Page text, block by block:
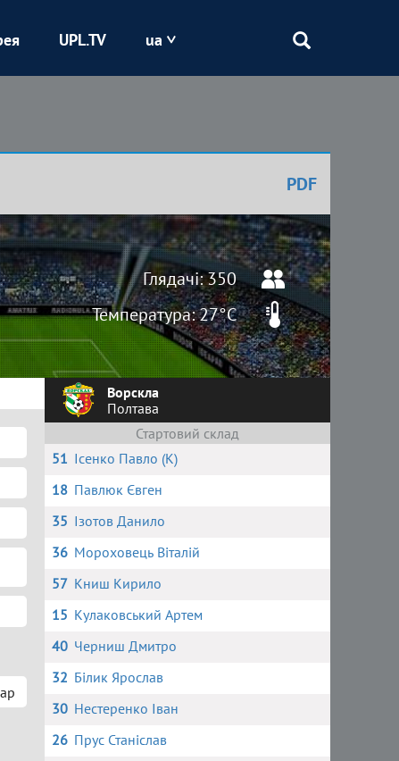
Кривбас
Шахтар
UPL.TV ua
PDF
Глядачі: 350
Температура: 27°C
Ворскла
Полтава
Стартовий склад
51 Ісенко Павло (К)
18 Павлюк Євген
35 Ізотов Данило
36 Мороховець Віталій
57 Книш Кирило
15 Кулаковський Артем
40 Черниш Дмитро
32 Білик Ярослав
30 Нестеренко Іван
26 Прус Станіслав